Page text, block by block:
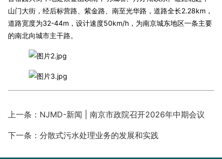
山门大街，经后标营路、紫金路、南至光华路，道路全长2.28km，
道路宽度为32-44m，设计速度50km/h，为南京城东地区一条主要
的南北向城市主干路。
上一条：NJMD-新闻 | 南京市政院召开2026年中期会议
下一条：分散式污水处理业务的发展和实践